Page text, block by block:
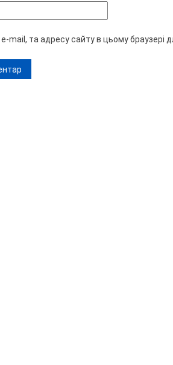
mail, та адресу сайту в цьому браузері